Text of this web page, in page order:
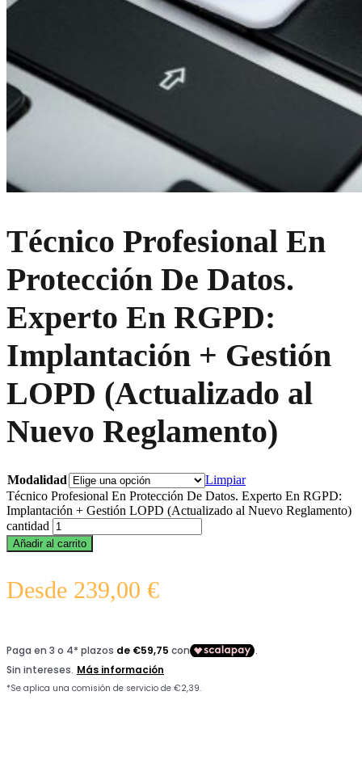
Técnico Profesional En
Protección De Datos.
Experto En RGPD:
Implantación + Gestión
LOPD (Actualizado al
Nuevo Reglamento)
Modalidad
Limpiar
Técnico Profesional En Protección De Datos. Experto En RGPD:
Implantación + Gestión LOPD (Actualizado al Nuevo Reglamento)
cantidad
Añadir al carrito
Desde 239,00 €